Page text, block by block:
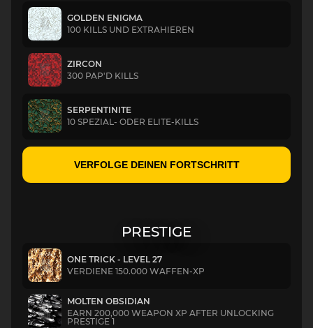
GOLDEN ENIGMA
100 KILLS UND EXTRAHIEREN
ZIRCON
300 PAP'D KILLS
SERPENTINITE
10 SPEZIAL- ODER ELITE-KILLS
VERFOLGE DEINEN FORTSCHRITT
PRESTIGE
ONE TRICK - LEVEL 27
VERDIENE 150.000 WAFFEN-XP
MOLTEN OBSIDIAN
EARN 200,000 WEAPON XP AFTER UNLOCKING
PRESTIGE 1